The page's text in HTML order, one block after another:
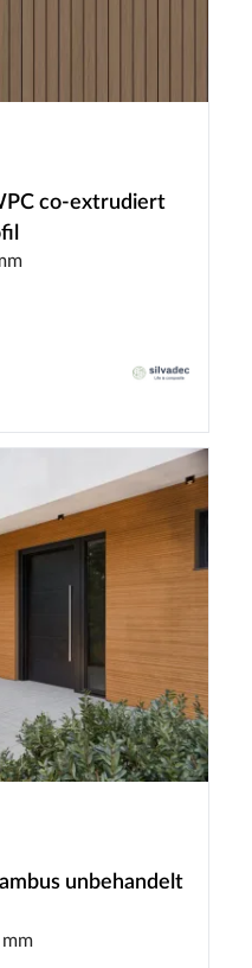
co-extrudiert
unbehandelt